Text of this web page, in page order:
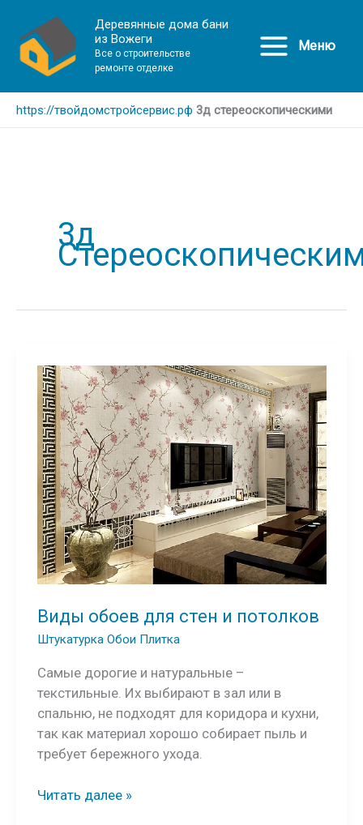
Деревянные дома бани
из Вожеги
Все о строительстве
ремонте отделке
Меню
https://твойдомстройсервис.рф 3д стереоскопическими
3д
Виды обоев для стен и потолков
Штукатурка Обои Плитка
Самые дорогие и натуральные –
текстильные. Их выбирают в зал или в
спальню, не подходят для коридора и кухни,
так как материал хорошо собирает пыль и
требует бережного ухода.
Виды
Читать далее »